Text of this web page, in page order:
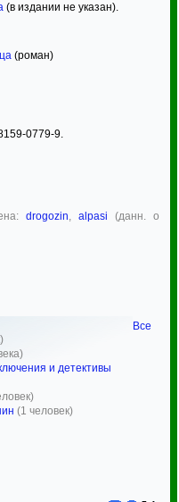
(в издании не указан).
(роман)
0779-9.
drogozin, alpasi (данн. о
и детективы
(1 человек)
Все